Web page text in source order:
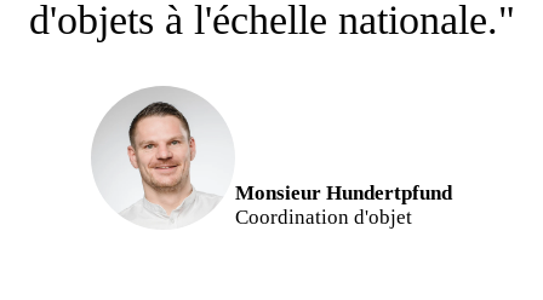
d'objets à l'échelle nationale."
Monsieur Hundertpfund
Coordination d'objet